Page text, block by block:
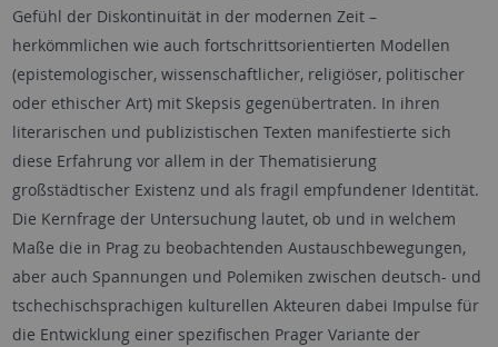
Gefühl der Diskontinuität in der modernen Zeit –
herkömmlichen wie auch fortschrittsorientierten Modellen
(epistemologischer, wissenschaftlicher, religiöser, politischer
oder ethischer Art) mit Skepsis gegenübertraten. In ihren
literarischen und publizistischen Texten manifestierte sich
diese Erfahrung vor allem in der Thematisierung
großstädtischer Existenz und als fragil empfundener Identität.
Die Kernfrage der Untersuchung lautet, ob und in welchem
Maße die in Prag zu beobachtenden Austauschbewegungen,
aber auch Spannungen und Polemiken zwischen deutsch- und
tschechischsprachigen kulturellen Akteuren dabei Impulse für
die Entwicklung einer spezifischen Prager Variante der